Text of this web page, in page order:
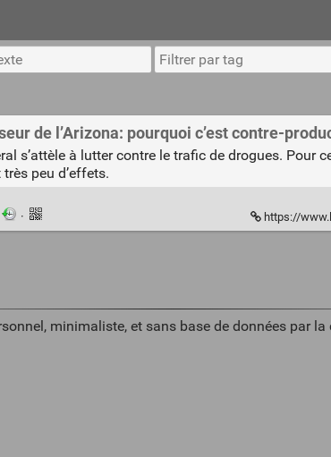
de l’Arizona: pourquoi c’est contre-
s’attèle à lutter contre le trafic de drogues. Pour
peu d’effets.
· https://www.levif.be/
minimaliste, et sans base de données par la